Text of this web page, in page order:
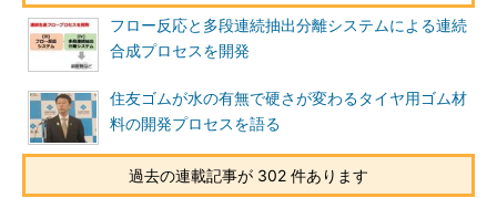
フロー反応と多段連続抽出分離システムによる連続
合成プロセスを開発
住友ゴムが水の有無で硬さが変わるタイヤ用ゴム材
料の開発プロセスを語る
過去の連載記事が 302 件あります